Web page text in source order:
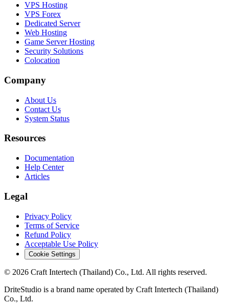
VPS Hosting
VPS Forex
Dedicated Server
Web Hosting
Game Server Hosting
Security Solutions
Colocation
Company
About Us
Contact Us
System Status
Resources
Documentation
Help Center
Articles
Legal
Privacy Policy
Terms of Service
Refund Policy
Acceptable Use Policy
Cookie Settings
© 2026 Craft Intertech (Thailand) Co., Ltd. All rights reserved.
DriteStudio is a brand name operated by Craft Intertech (Thailand)
Co., Ltd.